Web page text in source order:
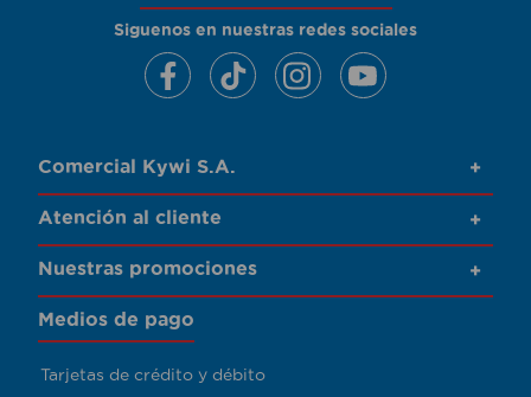
Siguenos en nuestras redes sociales
Comercial Kywi S.A. +
Atención al cliente +
Nuestras promociones +
Medios de pago
Tarjetas de crédito y débito